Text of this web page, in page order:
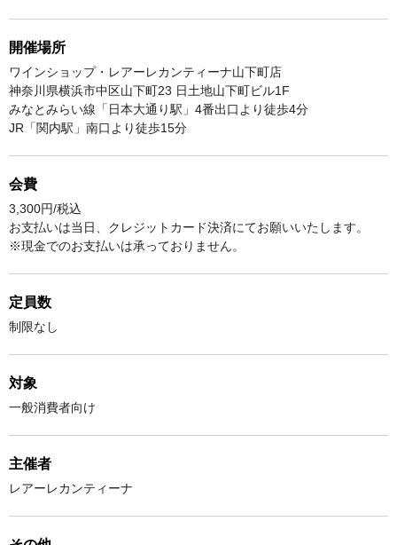
開催場所
ワインショップ・レアーレカンティーナ山下町店
神奈川県横浜市中区山下町23 日土地山下町ビル1F
みなとみらい線「日本大通り駅」4番出口より徒歩4分
JR「関内駅」南口より徒歩15分
会費
3,300円/税込
お支払いは当日、クレジットカード決済にてお願いいたします。
※現金でのお支払いは承っておりません。
定員数
制限なし
対象
一般消費者向け
主催者
レアーレカンティーナ